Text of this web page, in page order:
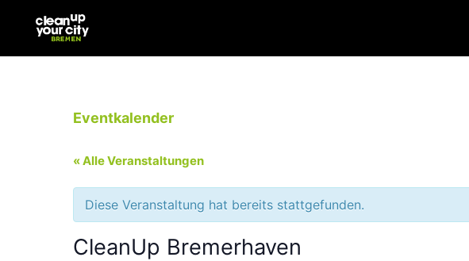
Eventkalender
« Alle Veranstaltungen
Diese Veranstaltung hat bereits stattgefunden.
CleanUp Bremerhaven